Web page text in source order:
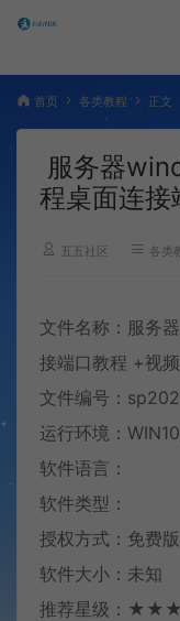
首页 各类教程 正文
服务器
程桌面连接
五五社区 各类
文件名称：服务
接端口教程 +视
文件编号：
运行环境：
软件语言：
软件类型：
授权方式：免费版
软件大小：未知
推荐星级：